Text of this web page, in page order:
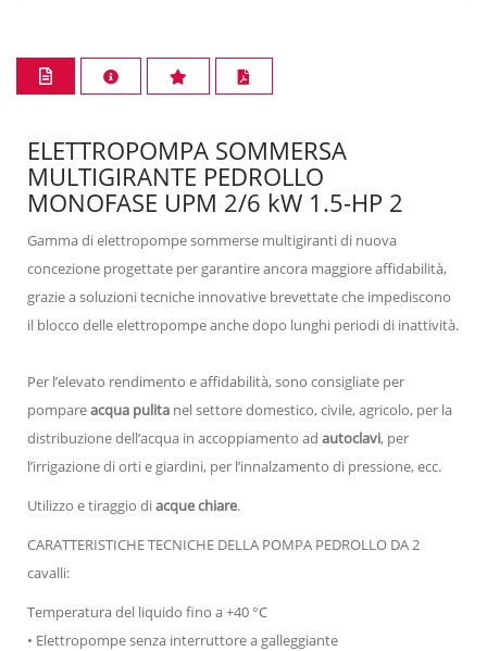
ELETTROPOMPA SOMMERSA
MULTIGIRANTE PEDROLLO
MONOFASE UPM 2/6 kW 1.5-HP 2
Gamma di elettropompe sommerse multigiranti di nuova
concezione progettate per garantire ancora maggiore affidabilità,
grazie a soluzioni tecniche innovative brevettate che impediscono
il blocco delle elettropompe anche dopo lunghi periodi di inattività.
Per l’elevato rendimento e affidabilità, sono consigliate per
pompareacqua pulita nel settore domestico, civile, agricolo, per la
distribuzione dell’acqua in accoppiamento ad autoclavi, per
l’irrigazione di orti e giardini, per l’innalzamento di pressione, ecc.
Utilizzo e tiraggio diacque chiare.
CARATTERISTICHE TECNICHE DELLA POMPA PEDROLLO DA 2
cavalli:
Temperatura del liquido fino a +40 °C
• Elettropompe senza interruttore a galleggiante